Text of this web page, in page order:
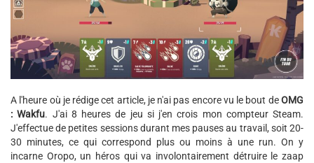
A l'heure où je rédige cet article, je n'ai pas encore vu le bout deOMG
: Wakfu. J'ai 8 heures de jeu si j'en crois mon compteur Steam.
J'effectue de petites sessions durant mes pauses au travail, soit 20-
30 minutes, ce qui correspond plus ou moins à une run. On y
incarne Oropo, un héros qui va involontairement détruire le zaap